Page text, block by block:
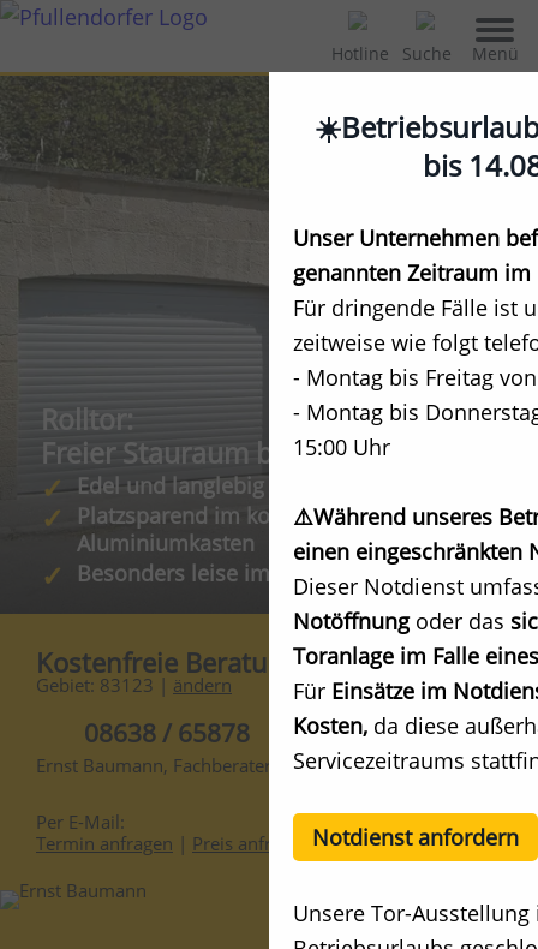
Hotline Suche Menü
Rolltor:
Freier Stauraum bis zur Decke
Edel und langlebig
Platzsparend im kompakten
Aluminiumkasten
Besonders leise im Lauf
Kostenfreie Beratung
Gebiet: 83123 | ändern
08638 / 65878
Ernst Baumann, Fachberater
Per E-Mail:
Termin anfragen | Preis anfragen
bis
Unser Unternehmen
genannten Zeitraum
Für dringende Fälle ist
zeitweise wie folgt
- Montag bis Freitag
- Montag bis
15:00 Uhr
⚠️Während unseres
einen eingeschränkten
Dieser Notdienst
Notöffnung oder das
Toranlage im Falle
Für Einsätze im
Kosten, da diese
Servicezeitraums
Notdienst anfordern
Unsere Tor-